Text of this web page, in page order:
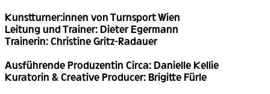
Kunstturner:innen von Turnsport Wien
Leitung und Trainer: Dieter Egermann
Trainerin: Christine Gritz-Radauer
Ausführende Produzentin Circa: Danielle Kellie
Kuratorin & Creative Producer: Brigitte Fürle